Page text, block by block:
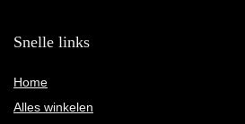
Snelle links
Home
Alles winkelen